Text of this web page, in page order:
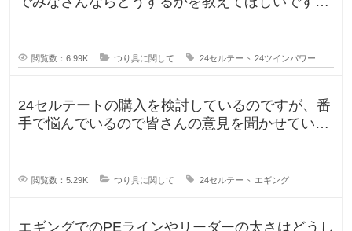
閲覧数：6.99K つり具に関して 24セルテート 24ツインパワー
24セルテートの購入を検討しているのですが、番
手で悩んでいるので皆さんの意見を聞かせていた
閲覧数：5.29K つり具に関して 24セルテート エギング
エギングでのPEラインやリーダーの太さはどうし